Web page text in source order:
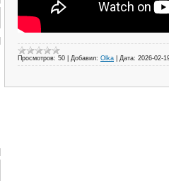
Просмотров: 50 Добавил: Olka Дата: 2026-02-